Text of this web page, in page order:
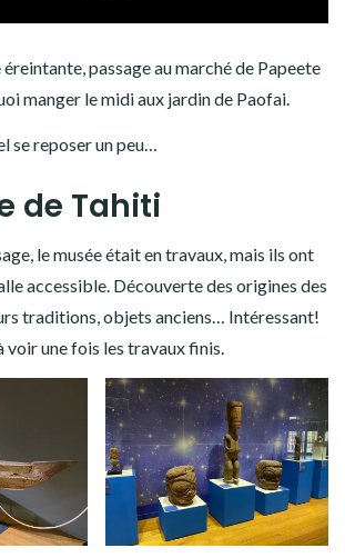
passage au marché de Papeete
manger le midi aux jardin de Paofai.
se reposer un peu…
de Tahiti
le musée était en travaux, mais ils ont
accessible. Découverte des origines des
traditions, objets anciens… Intéressant!
voir une fois les travaux finis.